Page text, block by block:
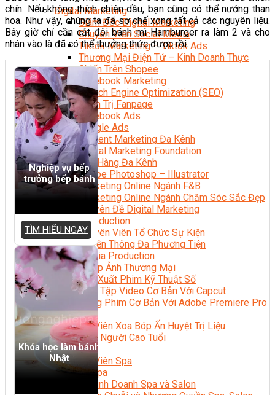
Digital Marketing
Giám Đốc Digital Marketing
Chuyên Viên Social Media
Tiktok Marketing – Tiktok Ads
Thương Mại Điện Tử – Kinh Doanh Thực
Chiến Trên Shopee
Facebook Marketing
Search Engine Optimization (SEO)
Quản Trị Fanpage
Facebook Ads
Google Ads
Content Marketing Đa Kênh
Digital Marketing Foundation
Bán Hàng Đa Kênh
Adobe Photoshop – Illustrator
Marketing Online Ngành F&B
Marketing Online Ngành Chăm Sóc Sắc Đẹp
Chuyên Đề Digital Marketing
Media Production
Chuyên Viên Tổ Chức Sự Kiện
Truyền Thông Đa Phương Tiện
Media Production
Nhiếp Ảnh Thương Mại
Sản Xuất Phim Kỹ Thuật Số
Biên Tập Video Cơ Bản Với Capcut
Dựng Phim Cơ Bản Với Adobe Premiere Pro
Sức Khỏe
Kỹ Thuật Viên Xoa Bóp Ấn Huyệt Trị Liệu
Chăm Sóc Người Cao Tuổi
Sắc Đẹp
Kỹ Thuật Viên Spa
Quản Lý Spa
Khởi Sự Kinh Doanh Spa và Salon
chín. Nếu không thích chiên dầu, bạn cũng có thể nướng than
hoa. Như vậy, chúng ta đã sơ chế xong tất cả các nguyên liệu.
Bây giờ chỉ cần cắt đôi bánh mì Hamburger ra làm 2 và cho
nhân vào là đã có thể thưởng thức được rồi.
Nghiệp vụ bếp
trưởng bếp bánh
TÌM HIỂU NGAY
Khóa học làm bánh
Nhật